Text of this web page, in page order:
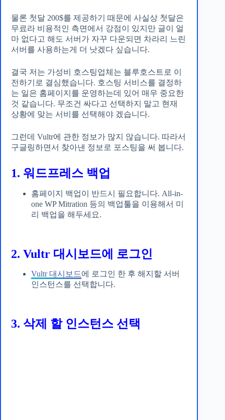
물론 첫달 200$를 제공하기 때문에 사실상 첫달은
무료라 비용적인 측면에서 강점이 있지만 글이 얼
마 없다고 해도 서버가 자꾸 다운되면 차라리 느린
서버를 사용하는게 더 낫겠다 싶습니다.
결국 저는 가성비 호스팅업체는 블루호스트로 이
전하기로 결심했습니다. 호스팅 서비스를 결정하
는 일은 홈페이지를 운영하는데 있어 매우 중요한
것 같습니다. 무조건 싸다고 선택하지 말고 현재
상황에 맞는 서비를 선택해야 겠습니다.
그런데 Vultr에 관한 정보가 많지 않습니다. 따라서
구글링하면서 찾아낸 정보로 포스팅을 써 봅니다.
1. 워드프레스 백업
홈페이지 백업이 반드시 필요합니다. All-in-
one WP Mitration 등의 백업툴을 이용해서 미
리 백업을 해두세요.
2. Vultr 대시보드에 로그인
Vultr 대시보드에 로그인 한 후 해지할 서버
인스턴스를 선택합니다.
3. 삭제 할 인스턴스 선택